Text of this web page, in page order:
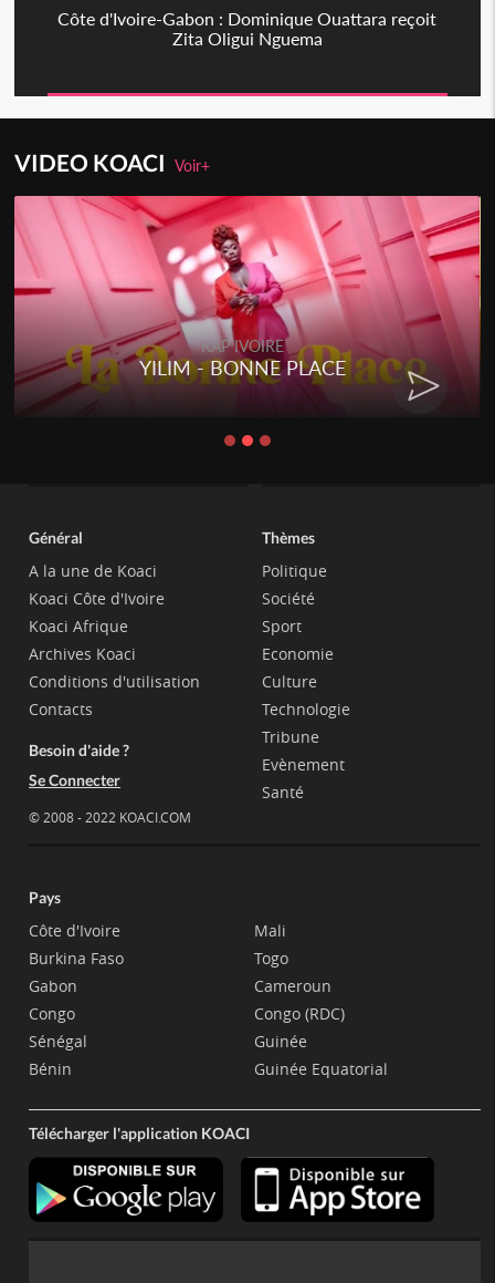
Côte d'Ivoire-Gabon : Dominique Ouattara reçoit
Zita Oligui Nguema
VIDEO KOACIVoir+
RAP IVOIRE
YILIM - BONNE PLACE
Général
A la une de Koaci
Koaci Côte d'Ivoire
Koaci Afrique
Archives Koaci
Conditions d'utilisation
Contacts
Besoin d'aide ?
Se Connecter
© 2008 - 2022 KOACI.COM
Thèmes
Politique
Société
Sport
Economie
Culture
Technologie
Tribune
Evènement
Santé
Pays
Côte d'Ivoire
Burkina Faso
Gabon
Congo
Sénégal
Bénin
Mali
Togo
Cameroun
Congo (RDC)
Guinée
Guinée Equatorial
Télécharger l'application KOACI